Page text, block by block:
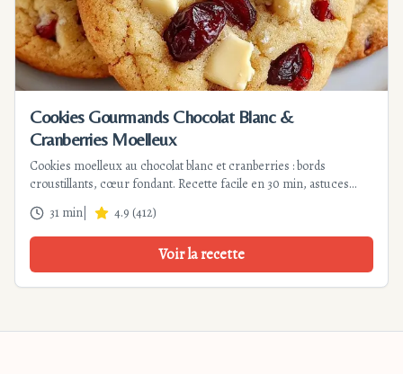
Cookies Gourmands Chocolat Blanc &
Cranberries Moelleux
Cookies moelleux au chocolat blanc et cranberries : bords
croustillants, cœur fondant. Recette facile en 30 min, astuces
pour une texture parfaite et variantes gourmandes. Idéal pour le
goûter.31 min 4.9 (412)
Voir la recette